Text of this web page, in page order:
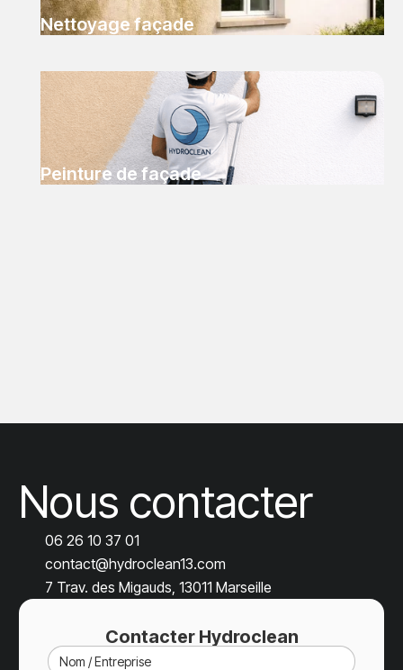
Nettoyage façade
Peinture de façade
Nous contacter
06 26 10 37 01
contact@hydroclean13.com
7 Trav. des Migauds, 13011 Marseille
Contacter Hydroclean